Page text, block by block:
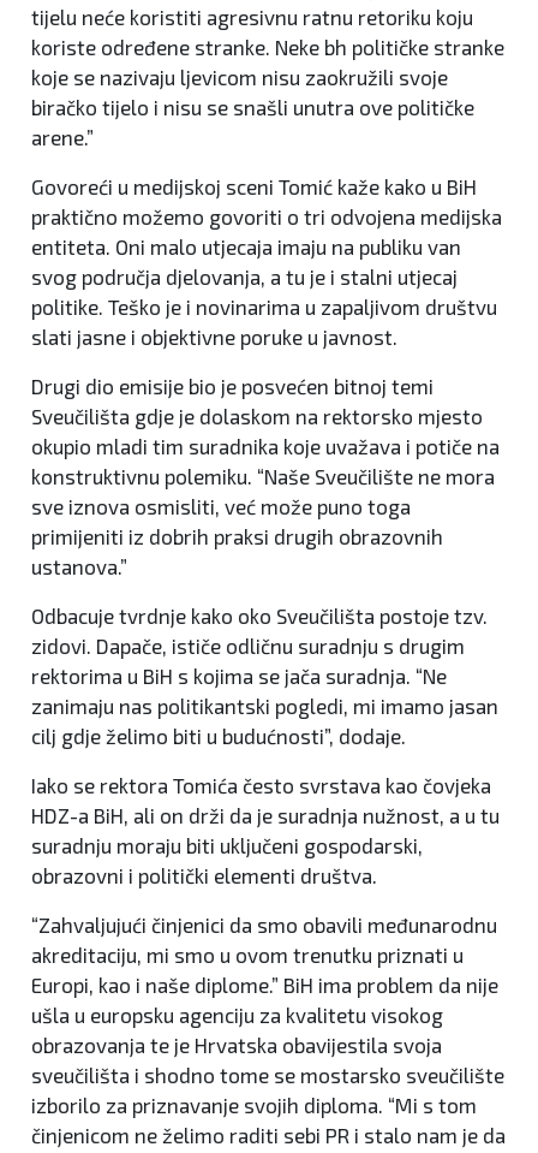
tijelu neće koristiti agresivnu ratnu retoriku koju
koriste određene stranke. Neke bh političke stranke
koje se nazivaju ljevicom nisu zaokružili svoje
biračko tijelo i nisu se snašli unutra ove političke
arene.”
Govoreći u medijskoj sceni Tomić kaže kako u BiH
praktično možemo govoriti o tri odvojena medijska
entiteta. Oni malo utjecaja imaju na publiku van
svog područja djelovanja, a tu je i stalni utjecaj
politike. Teško je i novinarima u zapaljivom društvu
slati jasne i objektivne poruke u javnost.
Drugi dio emisije bio je posvećen bitnoj temi
Sveučilišta gdje je dolaskom na rektorsko mjesto
okupio mladi tim suradnika koje uvažava i potiče na
konstruktivnu polemiku. “Naše Sveučilište ne mora
sve iznova osmisliti, već može puno toga
primijeniti iz dobrih praksi drugih obrazovnih
ustanova.”
Odbacuje tvrdnje kako oko Sveučilišta postoje tzv.
zidovi. Dapače, ističe odličnu suradnju s drugim
rektorima u BiH s kojima se jača suradnja. “Ne
zanimaju nas politikantski pogledi, mi imamo jasan
cilj gdje želimo biti u budućnosti”, dodaje.
Iako se rektora Tomića često svrstava kao čovjeka
HDZ-a BiH, ali on drži da je suradnja nužnost, a u tu
suradnju moraju biti uključeni gospodarski,
obrazovni i politički elementi društva.
“Zahvaljujući činjenici da smo obavili međunarodnu
akreditaciju, mi smo u ovom trenutku priznati u
Europi, kao i naše diplome.” BiH ima problem da nije
ušla u europsku agenciju za kvalitetu visokog
obrazovanja te je Hrvatska obavijestila svoja
sveučilišta i shodno tome se mostarsko sveučilište
izborilo za priznavanje svojih diploma. “Mi s tom
činjenicom ne želimo raditi sebi PR i stalo nam je da